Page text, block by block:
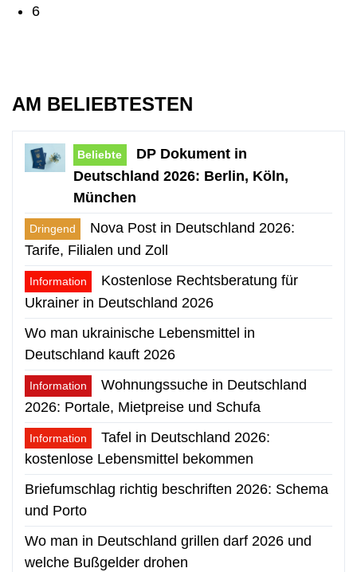
6
AM BELIEBTESTEN
Beliebte
DP Dokument in
Deutschland 2026: Berlin, Köln,
München
Dringend
Nova Post in Deutschland 2026:
Tarife, Filialen und Zoll
Information
Kostenlose Rechtsberatung für
Ukrainer in Deutschland 2026
Wo man ukrainische Lebensmittel in
Deutschland kauft 2026
Information
Wohnungssuche in Deutschland
2026: Portale, Mietpreise und Schufa
Information
Tafel in Deutschland 2026:
kostenlose Lebensmittel bekommen
Briefumschlag richtig beschriften 2026: Schema
und Porto
Wo man in Deutschland grillen darf 2026 und
welche Bußgelder drohen